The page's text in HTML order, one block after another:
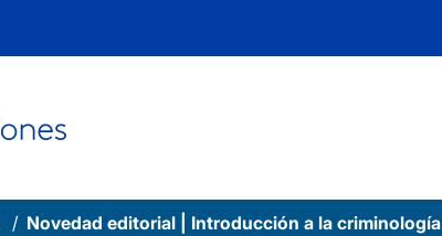
Novedad editorial | Introducción a la criminología